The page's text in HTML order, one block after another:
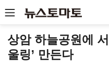
상암 하늘공원에
울링’ 만든다